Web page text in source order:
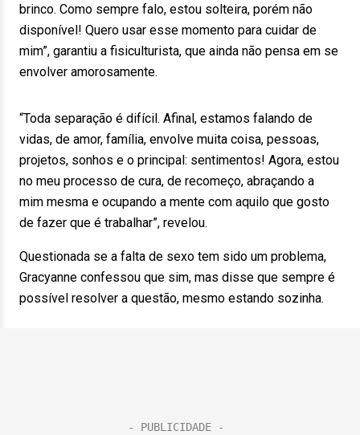
brinco. Como sempre falo, estou solteira, porém não
disponível! Quero usar esse momento para cuidar de
mim”, garantiu a fisiculturista, que ainda não pensa em se
envolver amorosamente.
“Toda separação é difícil. Afinal, estamos falando de
vidas, de amor, família, envolve muita coisa, pessoas,
projetos, sonhos e o principal: sentimentos! Agora, estou
no meu processo de cura, de recomeço, abraçando a
mim mesma e ocupando a mente com aquilo que gosto
de fazer que é trabalhar”, revelou.
Questionada se a falta de sexo tem sido um problema,
Gracyanne confessou que sim, mas disse que sempre é
possível resolver a questão, mesmo estando sozinha.